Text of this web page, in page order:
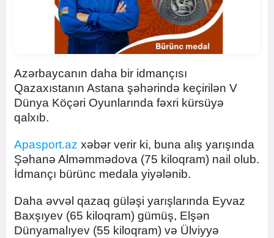
Azərbaycanın daha bir idmançısı
Qazaxıstanın Astana şəhərində keçirilən V
Dünya Köçəri Oyunlarında fəxri kürsüyə
qalxıb.
Apasport.az xəbər verir ki, buna alış yarışında
Şəhanə Alməmmədova (75 kiloqram) nail olub.
İdmançı bürünc medala yiyələnib.
Daha əvvəl qazaq güləşi yarışlarında Eyvaz
Baxşıyev (65 kiloqram) gümüş, Elşən
Dünyamalıyev (55 kiloqram) və Ülviyyə